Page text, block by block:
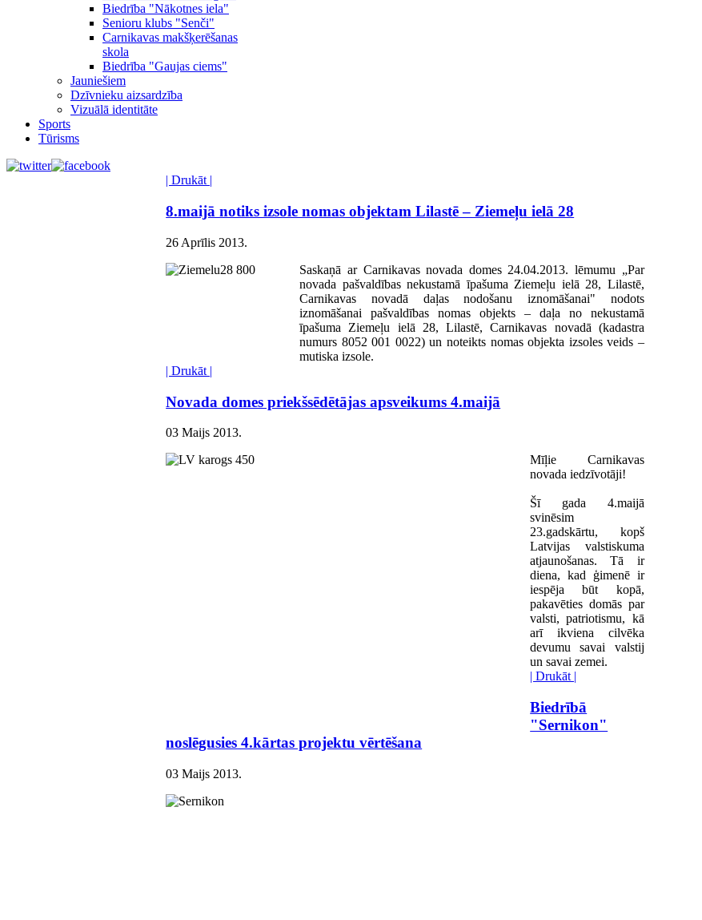
Biedrība "Nākotnes iela"
Senioru klubs "Senči"
Carnikavas makšķerēšanas
skola
Biedrība "Gaujas ciems"
Jauniešiem
Dzīvnieku aizsardzība
Vizuālā identitāte
Sports
Tūrisms
| Drukāt |
8.maijā notiks izsole nomas objektam Lilastē – Ziemeļu ielā 28
26 Aprīlis 2013.
Saskaņā ar Carnikavas novada domes 24.04.2013. lēmumu „Par
novada pašvaldības nekustamā īpašuma Ziemeļu ielā 28, Lilastē,
Carnikavas novadā daļas nodošanu iznomāšanai" nodots
iznomāšanai pašvaldības nomas objekts – daļa no nekustamā
īpašuma Ziemeļu ielā 28, Lilastē, Carnikavas novadā (kadastra
numurs 8052 001 0022) un noteikts nomas objekta izsoles veids –
mutiska izsole.
| Drukāt |
Novada domes priekšsēdētājas apsveikums 4.maijā
03 Maijs 2013.
Mīļie Carnikavas
novada iedzīvotāji!
Šī gada 4.maijā
svinēsim
23.gadskārtu, kopš
Latvijas valstiskuma
atjaunošanas. Tā ir
diena, kad ģimenē ir
iespēja būt kopā,
pakavēties domās par
valsti, patriotismu, kā
arī ikviena cilvēka
devumu savai valstij
un savai zemei.
| Drukāt |
Biedrībā
"Sernikon"
noslēgusies 4.kārtas projektu vērtēšana
03 Maijs 2013.